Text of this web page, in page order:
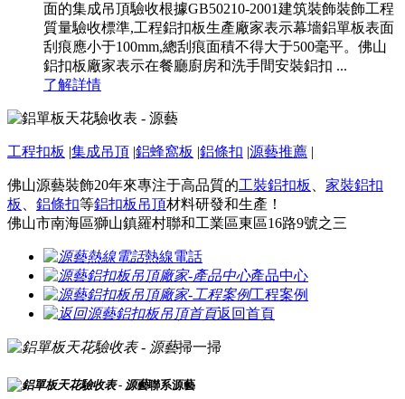
面的集成吊頂驗收根據GB50210-2001建筑裝飾裝飾工程
質量驗收標準,工程鋁扣板生產廠家表示幕墻鋁單板表面
刮痕應小于100mm,總刮痕面積不得大于500毫平。佛山
鋁扣板廠家表示在餐廳廚房和洗手間安裝鋁扣 ...
了解詳情
工程扣板 |集成吊頂 |鋁蜂窩板 |鋁條扣 |源藝推薦 |
佛山源藝裝飾20年來專注于高品質的工裝鋁扣板
家裝鋁扣
板
鋁條扣等鋁扣板吊頂材料研發和生產！
佛山市南海區獅山鎮羅村聯和工業區東區16路9號之三
熱線電話
產品中心
工程案例
返回首頁
掃一掃
聯系源藝